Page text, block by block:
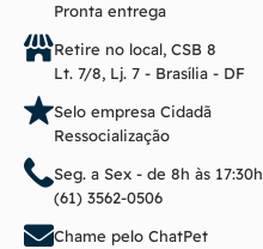
Pronta entrega
Retire no local, CSB 8
Lt. 7/8, Lj. 7 - Brasília - DF
Selo empresa Cidadã
Ressocialização
Seg. a Sex - de 8h às 17:30h
(61) 3562-0506
Chame pelo ChatPet